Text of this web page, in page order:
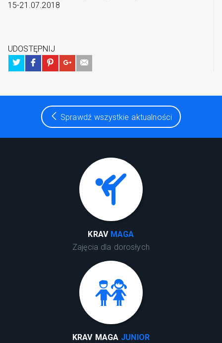
15-21.07.2018
UDOSTĘPNIJ
Sprawdź wszystkie aktualności
KRAV MAGA
Zajęcia dla dorosłych
KRAV MAGA JUNIOR